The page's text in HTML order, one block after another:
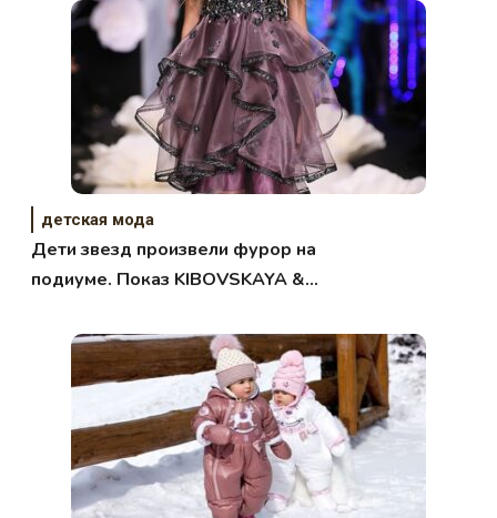
детская мода
Дети звезд произвели фурор на
подиуме. Показ KIBOVSKAYA &